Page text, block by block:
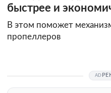
быстрее и
В этом поможет
пропеллеров